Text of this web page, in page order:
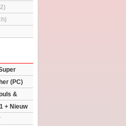
(PC)
&
+ Nieuw